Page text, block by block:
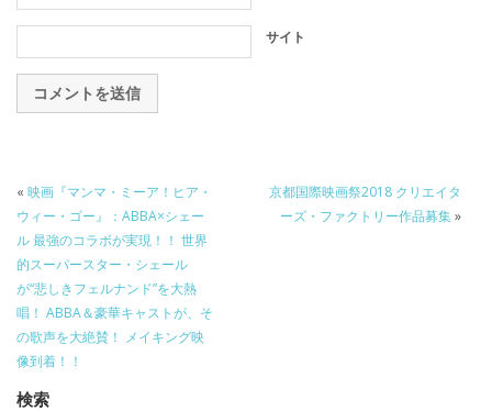
サイト
« 映画『マンマ・ミーア！ヒア・
ウィー・ゴー』：ABBA×シェー
ル 最強のコラボが実現！！ 世界
的スーパースター・シェール
が“悲しきフェルナンド”を大熱
唱！ ABBA＆豪華キャストが、そ
の歌声を大絶賛！ メイキング映
像到着！！
京都国際映画祭2018 クリエイタ
ーズ・ファクトリー作品募集»
検索